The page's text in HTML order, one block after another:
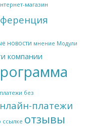
магазин
новости мнение Модули
компании
без
платежи
ссылке отзывы